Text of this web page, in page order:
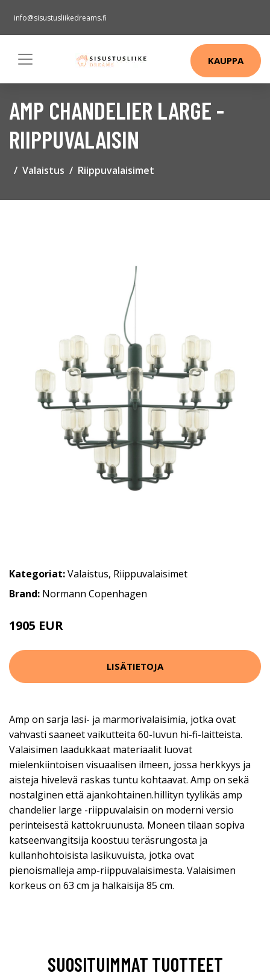
info@sisustusliikedreams.fi
KAUPPA
AMP CHANDELIER LARGE -
RIIPPUVALAISIN
Valaistus Riippuvalaisimet
Kategoriat:Valaistus, Riippuvalaisimet
Brand: Normann Copenhagen
1905 EUR
LISÄTIETOJA
Amp on sarja lasi- ja marmorivalaisimia, jotka ovat
vahvasti saaneet vaikutteita 60-luvun hi-fi-laitteista.
Valaisimen laadukkaat materiaalit luovat
mielenkiintoisen visuaalisen ilmeen, jossa herkkyys ja
aisteja hivelevä raskas tuntu kohtaavat. Amp on sekä
nostalginen että ajankohtainen.hillityn tyylikäs amp
chandelier large -riippuvalaisin on moderni versio
perinteisestä kattokruunusta. Moneen tilaan sopiva
katseenvangitsija koostuu teräsrungosta ja
kullanhohtoisista lasikuvuista, jotka ovat
pienoismalleja amp-riippuvalaisimesta. Valaisimen
korkeus on 63 cm ja halkaisija 85 cm.
SUOSITUIMMAT TUOTTEET